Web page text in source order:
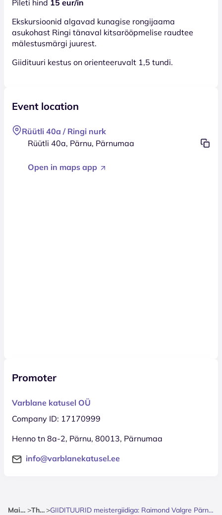
Pileti hind 15 eur/in
Ekskursioonid algavad kunagise rongijaama
asukohast Ringi tänaval kitsarööpmelise raudtee
mälestusmärgi juurest.
Giidituuri kestus on orienteeruvalt 1,5 tundi.
Event location
Rüütli 40a / Ringi nurk
Rüütli 40a, Pärnu, Pärnumaa
Open in maps app
Promoter
Varblane katusel OÜ
Company ID: 17170999
Henno tn 8a-2, Pärnu, 80013, Pärnumaa
info@varblanekatusel.ee
Mainpage > Theatre > GIIDITUURID meistergiidiga: Raimond Valgre Pärnu - muusika ja armastuse radadel